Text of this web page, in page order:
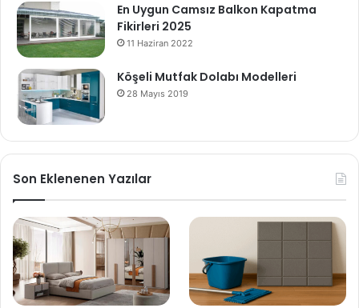
En Uygun Camsız Balkon Kapatma
Fikirleri 2025
11 Haziran 2022
Köşeli Mutfak Dolabı Modelleri
28 Mayıs 2019
Son Eklenenen Yazılar